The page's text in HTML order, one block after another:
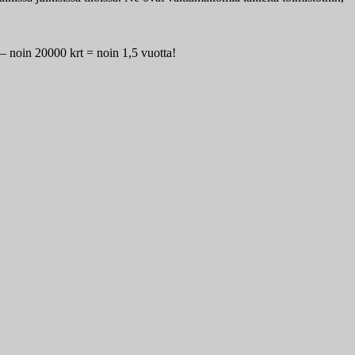
noin 20000 krt = noin 1,5 vuotta!